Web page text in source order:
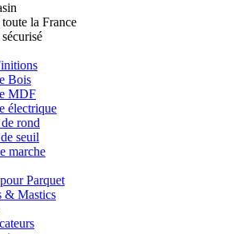
la France
Bois
MDF
électrique
rond
seuil
marche
Parquet
& Mastics